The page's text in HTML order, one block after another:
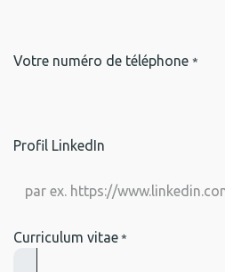
Votre numéro de téléphone *
Profil LinkedIn
Curriculum vitae*